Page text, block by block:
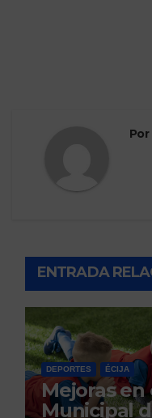
Por
ENTRADA
DEPORTES ÉCIJA
Mejoras
Municipal